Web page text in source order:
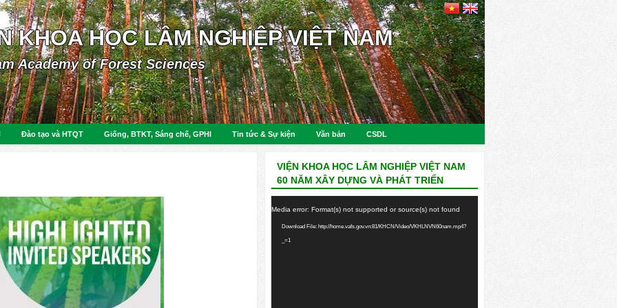
KHOA HỌC LÂM NGHIỆP VIỆT NAM
Academy of Forest Sciences
Đào tạo và HTQT Giống, BTKT, Sáng chế, GPHI Tin tức & Sự kiện Văn bản CSDL
VIỆN KHOA HỌC LÂM NGHIỆP VIỆT NAM
60 NĂM XÂY DỰNG VÀ PHÁT TRIỂN
Media error: Format(s) not supported or source(s) not found
Download File: http://home.vafs.gov.vn:81/KHCN/Video/VKHLNVN60nam.mp4?
_=1